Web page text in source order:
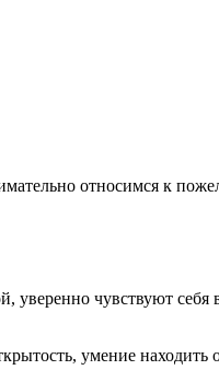
относимся к
чувствуют
умение